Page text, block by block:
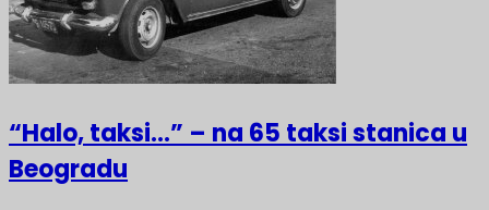
“Halo, taksi…” – na 65 taksi stanica u
Beogradu